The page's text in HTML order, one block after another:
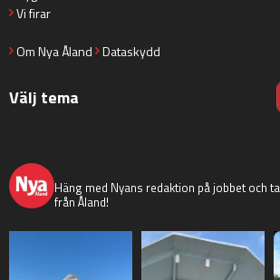
Vi firar
Om Nya Åland Dataskydd
Välj tema
Häng med Nyans redaktion på jobbet och
från Åland!